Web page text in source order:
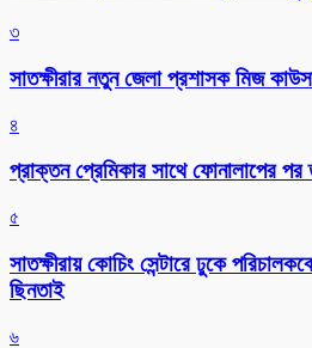
৩
সাতক্ষীরার নতুন জেলা প্রশাসক মিজ
৪
প্রাক্তন প্রেমিকার সাথে ফোনালাপের
৫
সাতক্ষীরায় কোচিং সেন্টারে ঢুকে
ছিনতাই
৬